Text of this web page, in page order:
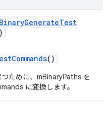
BinaryGenerateTest
Commands()
ために、mBinaryPaths を
に変換します。